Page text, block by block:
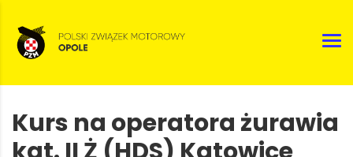
Kurs na operatora żurawia